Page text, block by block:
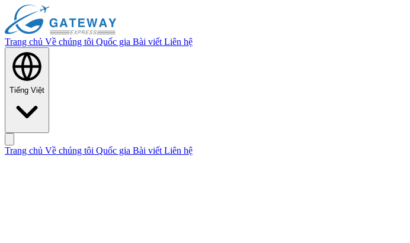
Trang chủ Về chúng tôi Quốc gia Bài viết Liên hệ
Tiếng Việt
Trang chủ Về chúng tôi Quốc gia Bài viết Liên hệ